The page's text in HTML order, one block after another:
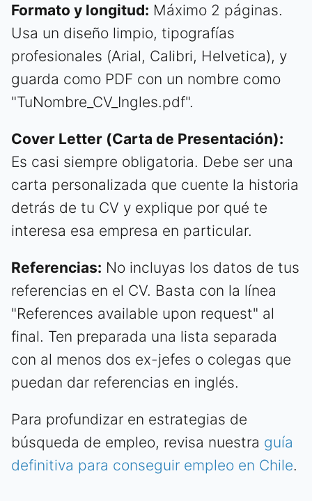
Formato y longitud: Máximo 2 páginas.
Usa un diseño limpio, tipografías
profesionales (Arial, Calibri, Helvetica), y
guarda como PDF con un nombre como
"TuNombre_CV_Ingles.pdf".
Cover Letter (Carta de Presentación):
Es casi siempre obligatoria. Debe ser una
carta personalizada que cuente la historia
detrás de tu CV y explique por qué te
interesa esa empresa en particular.
Referencias: No incluyas los datos de tus
referencias en el CV. Basta con la línea
"References available upon request" al
final. Ten preparada una lista separada
con al menos dos ex-jefes o colegas que
puedan dar referencias en inglés.
Para profundizar en estrategias de
búsqueda de empleo, revisa nuestra guía
definitiva para conseguir empleo en Chile.